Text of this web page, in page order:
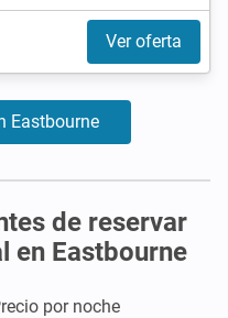
Ver oferta
Eastbourne
de reservar
en Eastbourne
por noche